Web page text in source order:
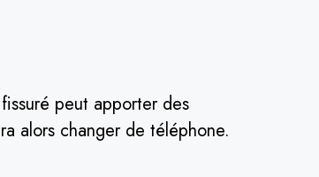
peut apporter des
alors changer de téléphone.